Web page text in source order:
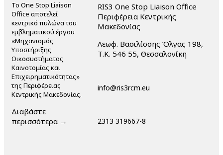
Το One Stop Liaison
Office αποτελεί
κεντρικό πυλώνα του
εμβληματικού έργου
«Μηχανισμός
Υποστήριξης
Οικοσυστήματος
Καινοτομίας και
Επιχειρηματικότητας»
της Περιφέρειας
Κεντρικής Μακεδονίας.
Διαβάστε
περισσότερα →
RIS3 One Stop Liaison Office
Περιφέρεια Κεντρικής
Μακεδονίας
Λεωφ. Βασιλίσσης Όλγας 198,
Τ.Κ. 546 55, Θεσσαλονίκη
info@ris3rcm.eu
2313 319667-8